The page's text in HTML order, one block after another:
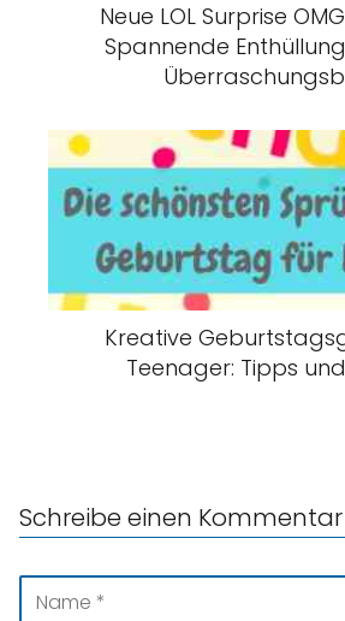
Neue LOL Surprise
Spannende
Kreative
Teenager: Tipps
Schreibe einen Kommentar